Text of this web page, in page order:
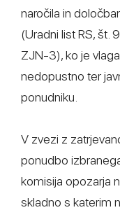
naročila in
(Uradni list RS, št.
ZJN-3), ko je
nedopustno ter
ponudniku.
V zvezi z
ponudbo
komisija opozarja
skladno s katerim